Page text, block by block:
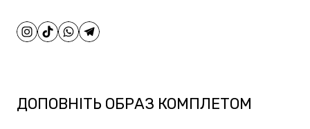
ДОПОВНІТЬ ОБРАЗ КОМПЛЕТОМ